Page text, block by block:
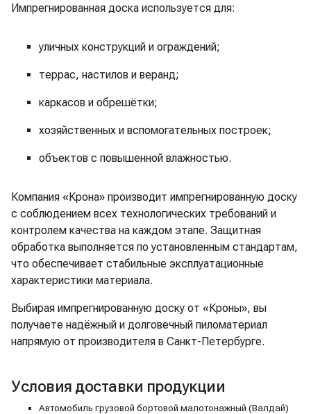
Импрегнированная доска используется для:
уличных конструкций и ограждений;
террас, настилов и веранд;
каркасов и обрешётки;
хозяйственных и вспомогательных построек;
объектов с повышенной влажностью.
Компания «Крона» производит импрегнированную доску
с соблюдением всех технологических требований и
контролем качества на каждом этапе. Защитная
обработка выполняется по установленным стандартам,
что обеспечивает стабильные эксплуатационные
характеристики материала.
Выбирая импрегнированную доску от «Кроны», вы
получаете надёжный и долговечный пиломатериал
напрямую от производителя в Санкт-Петербурге.
Условия доставки продукции
Автомобиль грузовой бортовой малотонажный (Валдай)